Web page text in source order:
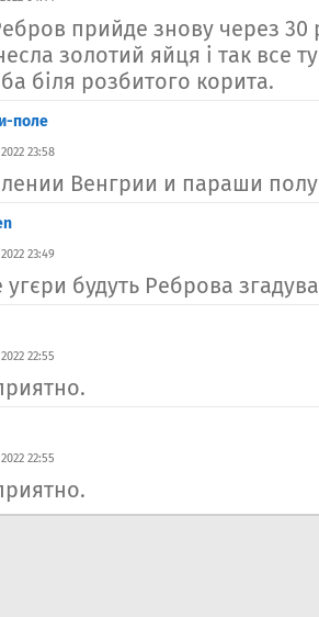
прийде знову через 30
золотий яйця і так все
біля розбитого корита.
поле
23:58
Венгрии и параши
23:49
будуть Реброва
22:55
22:55